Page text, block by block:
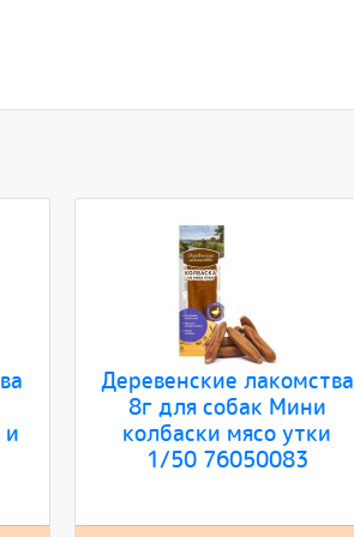
и
Деревенские лакомства
8г для собак Мини
колбаски мясо утки
1/50 76050083